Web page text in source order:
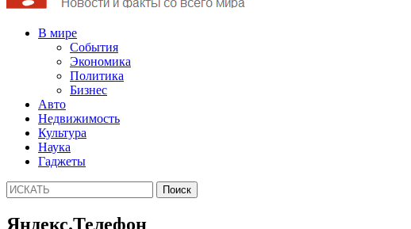
В мире
События
Экономика
Политика
Бизнес
Авто
Недвижимость
Культура
Наука
Гаджеты
Яндекс.Телефон